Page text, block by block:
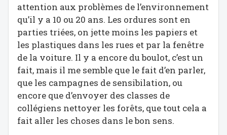
attention aux problèmes de l’environnement
qu’il y a 10 ou 20 ans. Les ordures sont en
parties triées, on jette moins les papiers et
les plastiques dans les rues et par la fenêtre
de la voiture. Il y a encore du boulot, c’est un
fait, mais il me semble que le fait d’en parler,
que les campagnes de sensibilation, ou
encore que d’envoyer des classes de
collégiens nettoyer les forêts, que tout cela a
fait aller les choses dans le bon sens.